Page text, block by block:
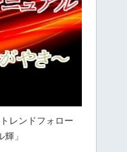
レンドフォロー
」